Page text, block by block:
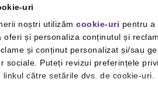
uri
noștri utilizăm cookie-uri pentru
oferi și personaliza conținutul și
și conținut personalizat și/sau
sociale. Puteți revizui preferințele
către setările dvs. de cookie-uri.